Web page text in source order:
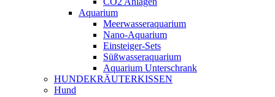
Aquarium
Meerwasseraquarium
Nano-Aquarium
Einsteiger-Sets
Süßwasseraquarium
Aquarium Unterschrank
HUNDEKRÄUTERKISSEN
Hund